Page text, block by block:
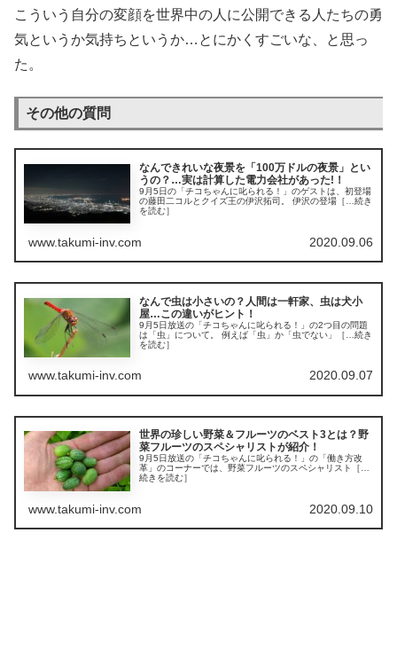
こういう自分の変顔を世界中の人に公開できる人たちの勇
気というか気持ちというか…とにかくすごいな、と思っ
た。
その他の質問
なんできれいな夜景を「100万ドルの夜景」とい
うの？…実は計算した電力会社があった!！
9月5日の「チコちゃんに叱られる！」のゲストは、初登場
の藤田二コルとクイズ王の伊沢拓司。 伊沢の登場［…続き
を読む］
www.takumi-inv.com 2020.09.06
なんで虫は小さいの？人間は一軒家、虫は犬小
屋…この違いがヒント！
9月5日放送の「チコちゃんに叱られる！」の2つ目の問題
は「虫」について。 例えば「虫」か「虫でない」［…続き
を読む］
www.takumi-inv.com 2020.09.07
世界の珍しい野菜＆フルーツのベスト3とは？野
菜フルーツのスペシャリストが紹介！
9月5日放送の「チコちゃんに叱られる！」の「働き方改
革」のコーナーでは、野菜フルーツのスペシャリスト［…
続きを読む］
www.takumi-inv.com 2020.09.10